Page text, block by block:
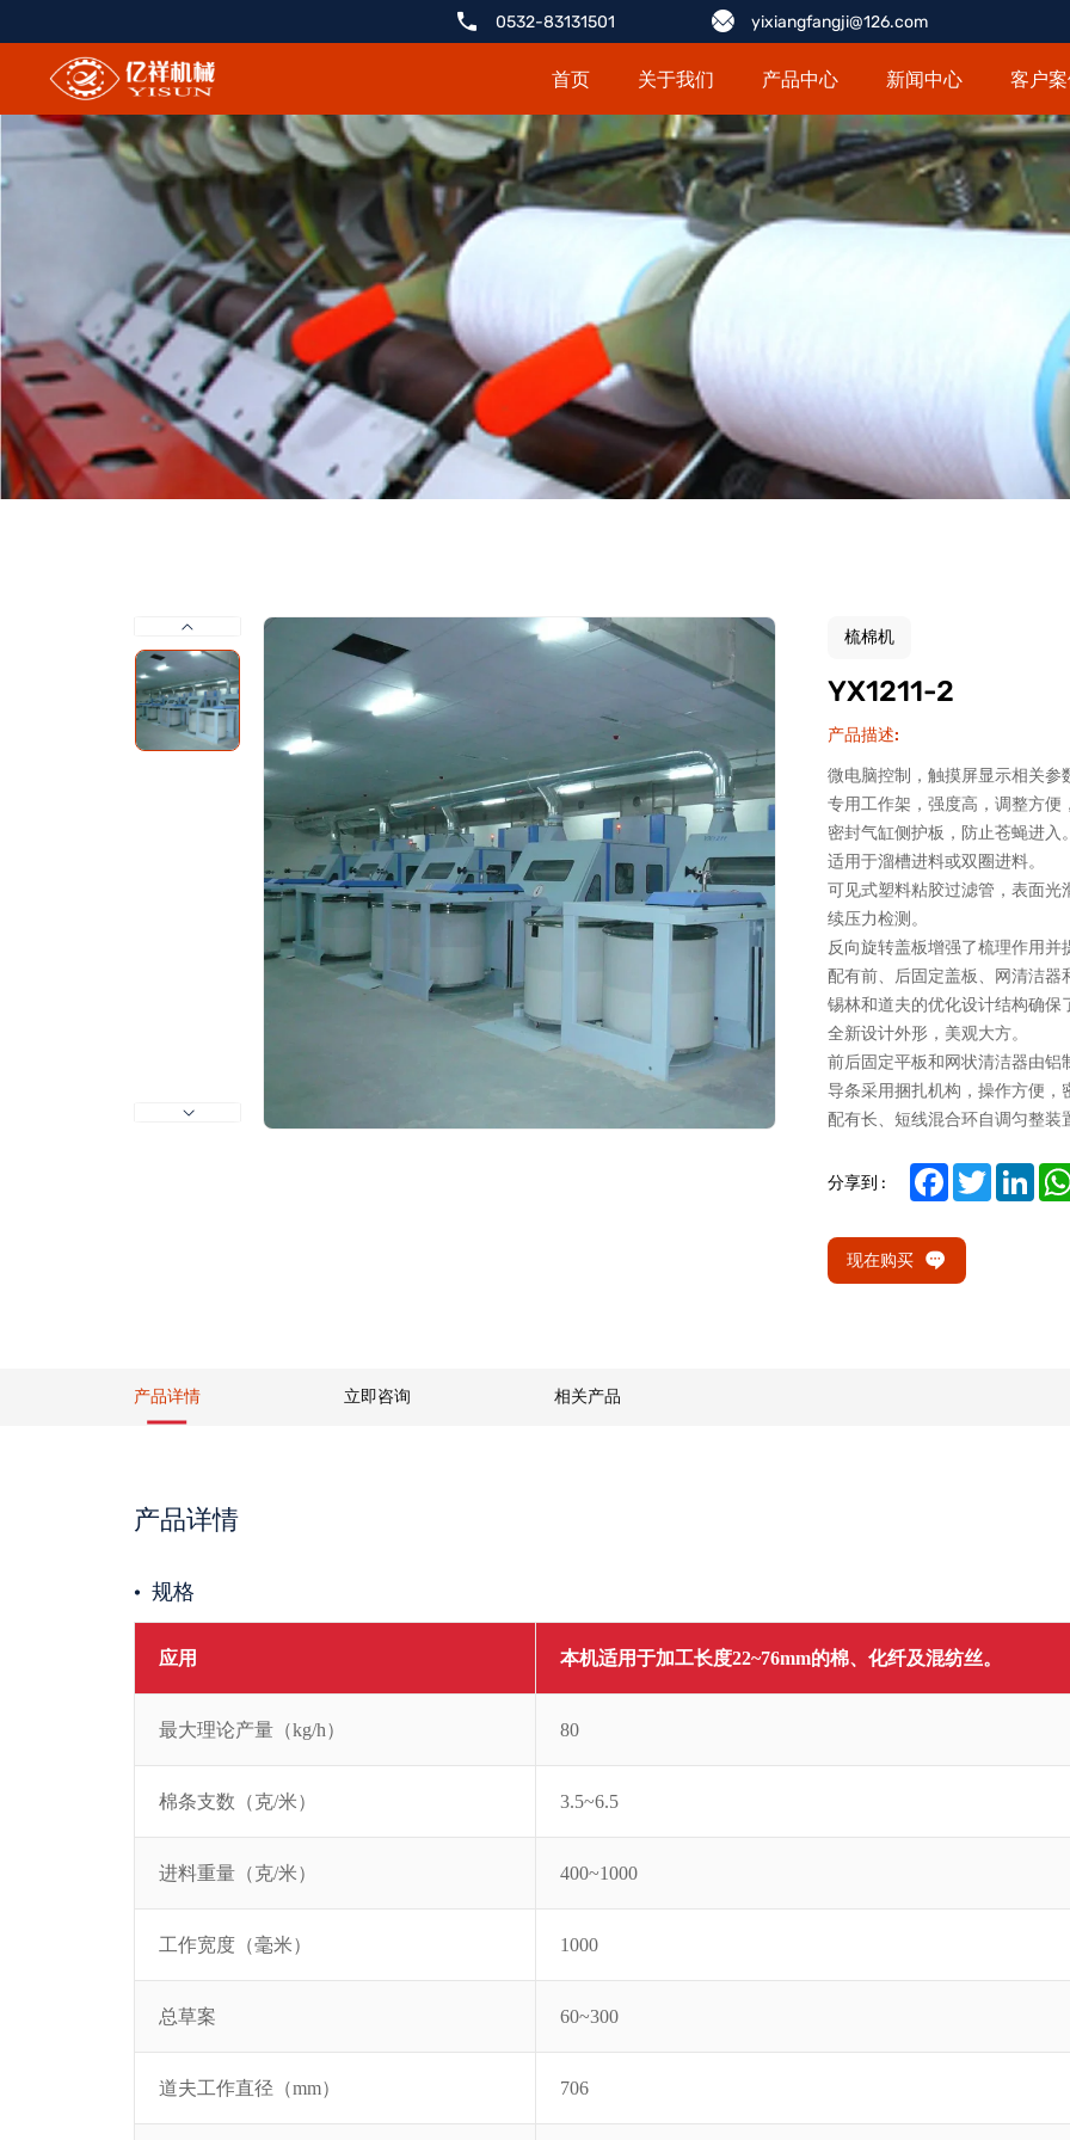
YX1211-
0532-83131501 yixiangfangji@126.com
首页 关于我们 产品中心 新闻中心 客户
梳棉机
YX1211-2
产品描述:
微电脑控制，触摸屏显示相关参
专用工作架，强度高，调整方便
密封气缸侧护板，防止苍蝇进入。
适用于溜槽进料或双圈进料。
可见式塑料粘胶过滤管，表面
续压力检测。
反向旋转盖板增强了梳理作用并
配有前、后固定盖板、网清洁器
锡林和道夫的优化设计结构确保
全新设计外形，美观大方。
前后固定平板和网状清洁器由铝
导条采用捆扎机构，操作方便，
配有长、短线混合环自调匀整装
分享到 : FacebookTwitter
现在购买
产品详情 立即咨询 相关产品
产品详情
规格
应用 本机适用于加工长度22~76mm的棉、化纤及混纺丝。
最大理论产量（kg/h） 80
棉条支数（克/米） 3.5~6.5
进料重量（克/米） 400~1000
工作宽度（毫米） 1000
总草案 60~300
道夫工作直径（mm） 706